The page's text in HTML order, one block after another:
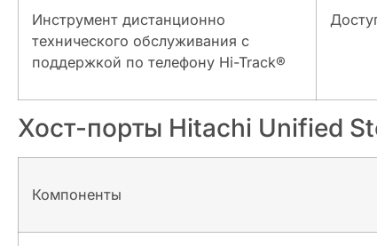
Инструмент дистанционно
технического обслуживания с
поддержкой по телефону Hi-Track®
Хост-порты Hitachi Unified
Компоненты